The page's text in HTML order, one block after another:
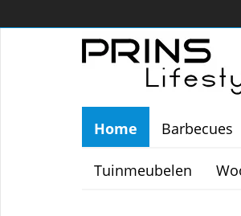
Home Barbecues
Tuinmeubelen